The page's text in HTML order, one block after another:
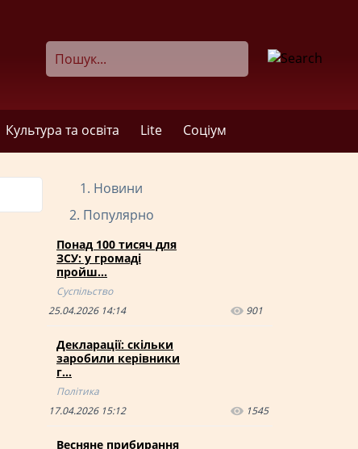
Культура та освіта Lite Соціум
Новини
Популярно
Понад 100 тисяч для
ЗСУ: у громаді
пройш…
Суспільство
25.04.2026 14:14
901
Декларації: скільки
заробили керівники
г…
Політика
17.04.2026 15:12
1545
Весняне прибирання